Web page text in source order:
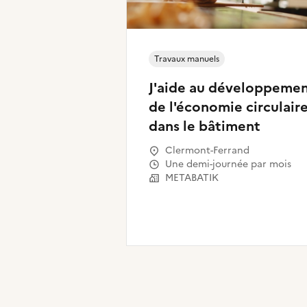
J'aide au
de l'économie
dans le bâtiment
Travaux manuels
Clermont-Ferrand
Une demi-journée par mois
METABATIK